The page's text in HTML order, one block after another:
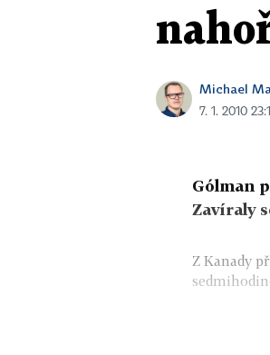
Michael
7. 1. 2010
Gólman
Zavíraly
Z Kanady